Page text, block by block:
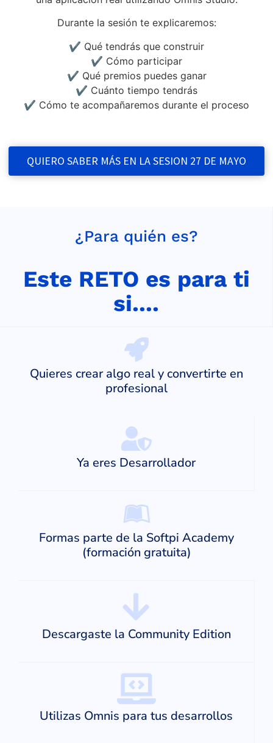
Durante la sesión te explicaremos:
✔ Qué tendrás que construir
✔ Cómo participar
✔ Qué premios puedes ganar
✔ Cuánto tiempo tendrás
✔ Cómo te acompañaremos durante el proceso
QUIERO SABER MÁS EN LA SESION 27 DE MAYO
¿Para quién es?
Este RETO es para ti
si....
Quieres crear algo real y convertirte en
profesional
Ya eres Desarrollador
Formas parte de la Softpi Academy
(formación gratuita)
Descargaste la Community Edition
Utilizas Omnis para tus desarrollos